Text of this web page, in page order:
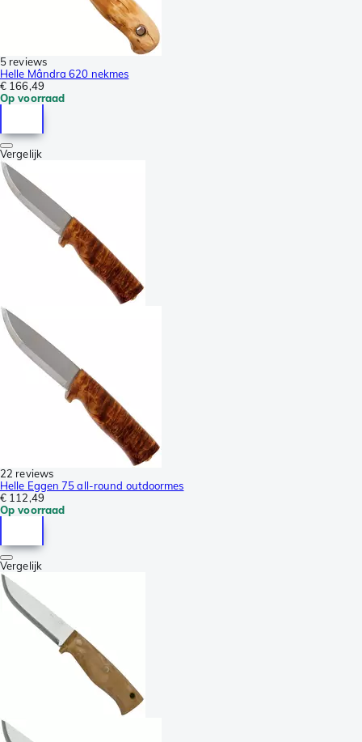
5 reviews
Helle Mândra 620 nekmes
€ 166,49
Op voorraad
Vergelijk
22 reviews
Helle Eggen 75 all-round outdoormes
€ 112,49
Op voorraad
Vergelijk